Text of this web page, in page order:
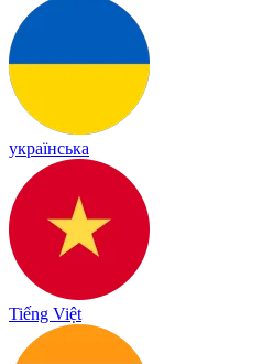
українська
Tiếng Việt